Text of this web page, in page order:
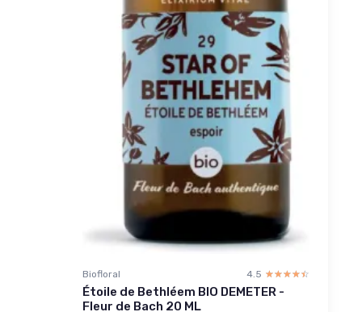
Biofloral 4.5 ☆☆☆☆☆
★★★★★
Étoile de Bethléem BIO DEMETER -
Fleur de Bach 20 ML